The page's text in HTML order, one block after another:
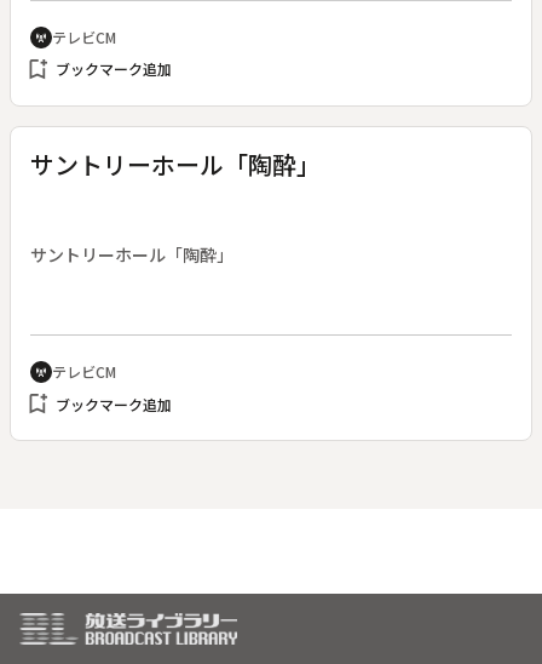
cell_tower テレビCM
bookmark_add ブックマーク追加
サントリーホール「陶酔」
サントリーホール「陶酔」
cell_tower テレビCM
bookmark_add ブックマーク追加